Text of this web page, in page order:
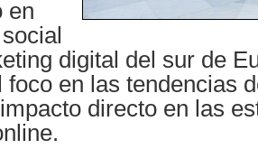
en
digital del sur de
foco en las tendencias
directo en las